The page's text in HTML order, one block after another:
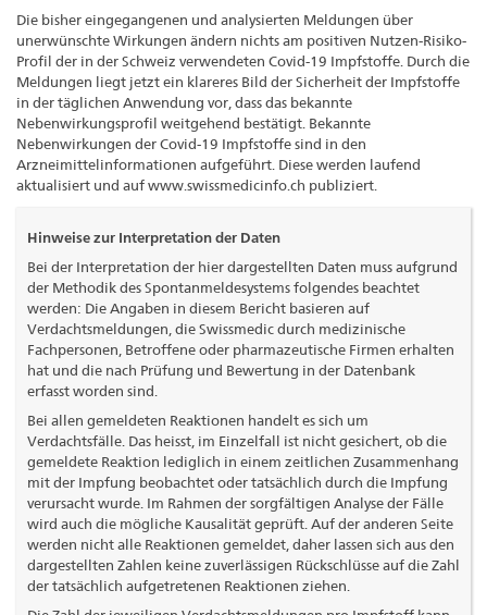
Die bisher eingegangenen und analysierten Meldungen über
unerwünschte Wirkungen ändern nichts am positiven Nutzen-Risiko-
Profil der in der Schweiz verwendeten Covid-19 Impfstoffe. Durch die
Meldungen liegt jetzt ein klareres Bild der Sicherheit der Impfstoffe
in der täglichen Anwendung vor, dass das bekannte
Nebenwirkungsprofil weitgehend bestätigt. Bekannte
Nebenwirkungen der Covid-19 Impfstoffe sind in den
Arzneimittelinformationen aufgeführt. Diese werden laufend
aktualisiert und auf www.swissmedicinfo.ch publiziert.
Hinweise zur Interpretation der Daten
Bei der Interpretation der hier dargestellten Daten muss aufgrund
der Methodik des Spontanmeldesystems folgendes beachtet
werden: Die Angaben in diesem Bericht basieren auf
Verdachtsmeldungen, die Swissmedic durch medizinische
Fachpersonen, Betroffene oder pharmazeutische Firmen erhalten
hat und die nach Prüfung und Bewertung in der Datenbank
erfasst worden sind.
Bei allen gemeldeten Reaktionen handelt es sich um
Verdachtsfälle. Das heisst, im Einzelfall ist nicht gesichert, ob die
gemeldete Reaktion lediglich in einem zeitlichen Zusammenhang
mit der Impfung beobachtet oder tatsächlich durch die Impfung
verursacht wurde. Im Rahmen der sorgfältigen Analyse der Fälle
wird auch die mögliche Kausalität geprüft. Auf der anderen Seite
werden nicht alle Reaktionen gemeldet, daher lassen sich aus den
dargestellten Zahlen keine zuverlässigen Rückschlüsse auf die Zahl
der tatsächlich aufgetretenen Reaktionen ziehen.